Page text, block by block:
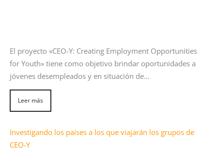
El proyecto «CEO-Y: Creating Employment Opportunities
for Youth» tiene como objetivo brindar oportunidades a
jóvenes desempleados y en situación de…
Leer más
Investigando los países a los que viajarán los grupos de
CEO-Y